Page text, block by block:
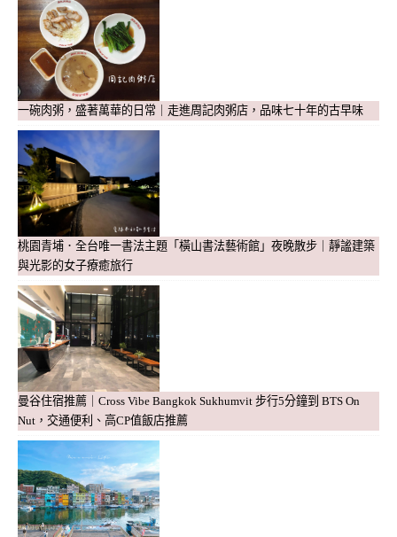
一碗肉粥，盛著萬華的日常｜走進周記肉粥店，品味七十年的古早味
桃園青埔．全台唯一書法主題「橫山書法藝術館」夜晚散步｜靜謐建築
與光影的女子療癒旅行
曼谷住宿推薦｜Cross Vibe Bangkok Sukhumvit 步行5分鐘到 BTS On
Nut，交通便利、高CP值飯店推薦